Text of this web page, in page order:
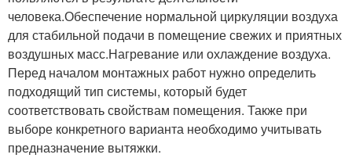
человека.Обеспечение нормальной циркуляции воздуха
для стабильной подачи в помещение свежих и приятных
воздушных масс.Нагревание или охлаждение воздуха.
Перед началом монтажных работ нужно определить
подходящий тип системы, который будет
соответствовать свойствам помещения. Также при
выборе конкретного варианта необходимо учитывать
предназначение вытяжки.